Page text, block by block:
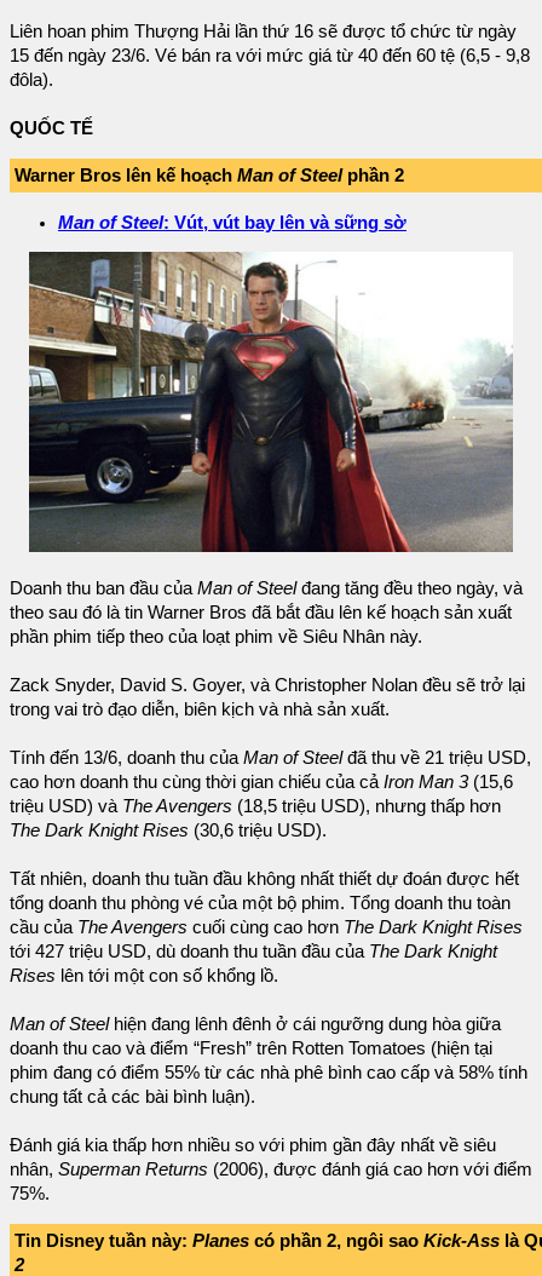
Liên hoan phim Thượng Hải lần thứ 16 sẽ được tổ chức từ ngày
15 đến ngày 23/6. Vé bán ra với mức giá từ 40 đến 60 tệ (6,5 - 9,8
đôla).
QUỐC TẾ
Warner Bros lên kế hoạch Man of Steelphần 2
Man of Steel: Vút, vút bay lên và sững sờ
Doanh thu ban đầu của Man of Steelđang tăng đều theo ngày, và
theo sau đó là tin Warner Bros đã bắt đầu lên kế hoạch sản xuất
phần phim tiếp theo của loạt phim về Siêu Nhân này.
Zack Snyder, David S. Goyer, và Christopher Nolan đều sẽ trở lại
trong vai trò đạo diễn, biên kịch và nhà sản xuất.
Tính đến 13/6, doanh thu của Man of Steelđã thu về 21 triệu USD,
cao hơn doanh thu cùng thời gian chiếu của cả Iron Man 3(15,6
triệu USD) và The Avengers (18,5 triệu USD), nhưng thấp hơn
The Dark Knight Rises (30,6 triệu USD).
Tất nhiên, doanh thu tuần đầu không nhất thiết dự đoán được hết
tổng doanh thu phòng vé của một bộ phim. Tổng doanh thu toàn
cầu của The Avengers cuối cùng cao hơn The Dark Knight Rises
tới 427 triệu USD, dù doanh thu tuần đầu của The Dark Knight
Rises lên tới một con số khổng lồ.
Man of Steelhiện đang lênh đênh ở cái ngưỡng dung hòa giữa
doanh thu cao và điểm “Fresh” trên Rotten Tomatoes (hiện tại
phim đang có điểm 55% từ các nhà phê bình cao cấp và 58% tính
chung tất cả các bài bình luận).
Đánh giá kia thấp hơn nhiều so với phim gần đây nhất về siêu
nhân, Superman Returns (2006), được đánh giá cao hơn với điểm
75%.
Tin Disney tuần này: Planes có phần 2, ngôi sao Kick-Ass là
2